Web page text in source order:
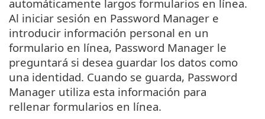
automáticamente largos formularios en línea.
Al iniciar sesión en Password Manager e
introducir información personal en un
formulario en línea, Password Manager le
preguntará si desea guardar los datos como
una identidad. Cuando se guarda, Password
Manager utiliza esta información para
rellenar formularios en línea.